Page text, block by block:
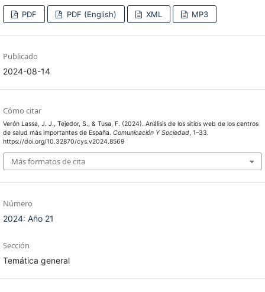
PDF PDF (English) XML MP3
Publicado
2024-08-14
Cómo citar
Verón Lassa, J. J., Tejedor, S., & Tusa, F. (2024). Análisis de los sitios web de los centros
de salud más importantes de España. Comunicación Y Sociedad, 1–33.
https://doi.org/10.32870/cys.v2024.8569
Más formatos de cita
Número
2024: Año 21
Sección
Temática general